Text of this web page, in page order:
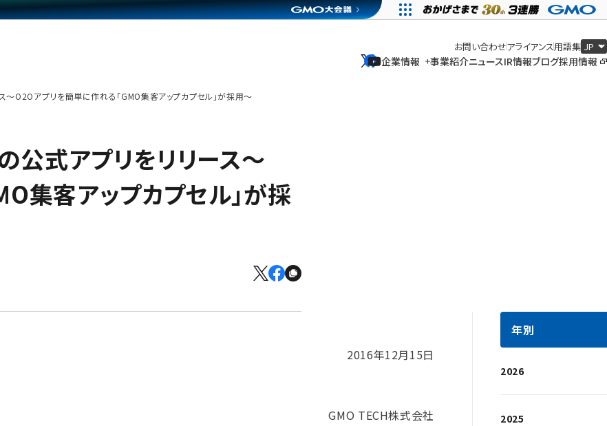
企業情報
企業情報
事業紹介ニュースIR情報ブログ採用情報
お問い合わせアライアンス用語集
～O2Oアプリを簡単に作れる「GMO集客アップカプセル」が採用～
公式アプリをリリース～
集客アップカプセル」が採
2016年12月15日
GMO TECH株式会社
年別
2026
2025